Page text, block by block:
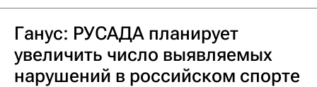
Ганус: РУСАДА планирует
увеличить число выявляемых
нарушений в российском спорте